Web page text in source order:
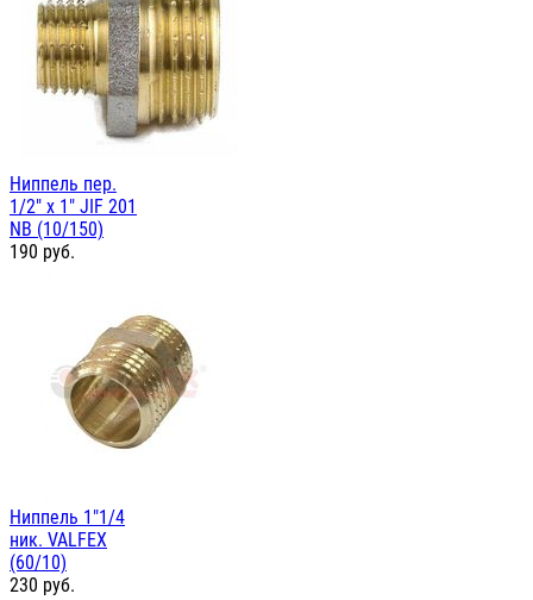
Ниппель пер.
1/2" х 1" JIF 201
NB (10/150)
190 руб.
Ниппель 1"1/4
ник. VALFEX
(60/10)
230 руб.